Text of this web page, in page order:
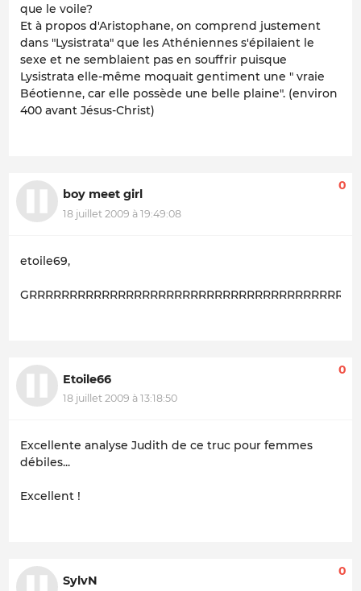
que le voile?
Et à propos d'Aristophane, on comprend justement
dans "Lysistrata" que les Athéniennes s'épilaient le
sexe et ne semblaient pas en souffrir puisque
Lysistrata elle-même moquait gentiment une " vraie
Béotienne, car elle possède une belle plaine". (environ
400 avant Jésus-Christ)
boy meet girl
18 juillet 2009 à 19:49:08
0
etoile69,
Etoile66
18 juillet 2009 à 13:18:50
0
Excellente analyse Judith de ce truc pour femmes
débiles...
Excellent !
SylvN
0